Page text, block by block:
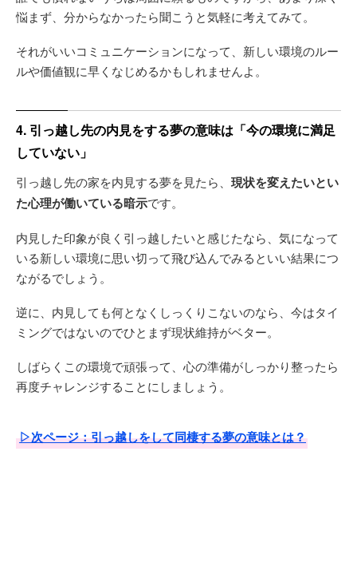
悩まず、分からなかったら聞こうと気軽に考えてみて。
それがいいコミュニケーションになって、新しい環境のルー
ルや価値観に早くなじめるかもしれませんよ。
4. 引っ越し先の内見をする夢の意味は「今の環境に満足
していない」
引っ越し先の家を内見する夢を見たら、 現状を変えたいとい
た心理が働いている暗示です。
内見した印象が良く引っ越したいと感じたなら、気になって
いる新しい環境に思い切って飛び込んでみるといい結果につ
ながるでしょう。
逆に、内見しても何となくしっくりこないのなら、今はタイ
ミングではないのでひとまず現状維持がベター。
しばらくこの環境で頑張って、心の準備がしっかり整ったら
再度チャレンジすることにしましょう。
▷次ページ：引っ越しをして同棲する夢の意味とは？